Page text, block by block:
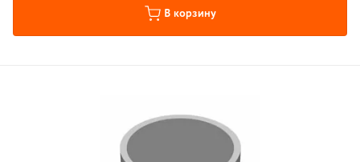
В корзину